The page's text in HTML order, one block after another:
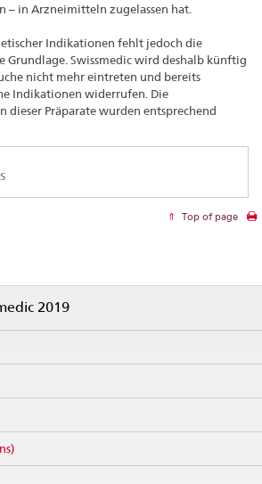
– in Arzneimitteln zugelassen hat.
Indikationen fehlt jedoch die
Grundlage. Swissmedic wird deshalb künftig
nicht mehr eintreten und bereits
Indikationen widerrufen. Die
dieser Präparate wurden entsprechend
Top of page
2019